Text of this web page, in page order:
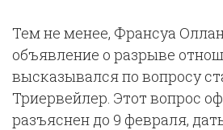
Тем не менее, Франсуа
объявление о разрыве
высказывался по вопросу
Триервейлер. Этот вопрос
разъяснен до 9 февраля,